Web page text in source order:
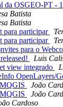
da OSGEO-PT -
Batista
Batista
para participar
para participar
para o
Luis
view integrado
OpenLayers/
João
João
Cardoso